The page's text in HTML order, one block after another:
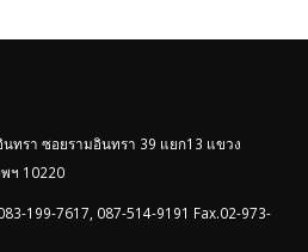
ทรา ซอยรามอินทรา 39 แยก13 แขวง
พฯ 10220
199-7617, 087-514-9191 Fax.02-973-